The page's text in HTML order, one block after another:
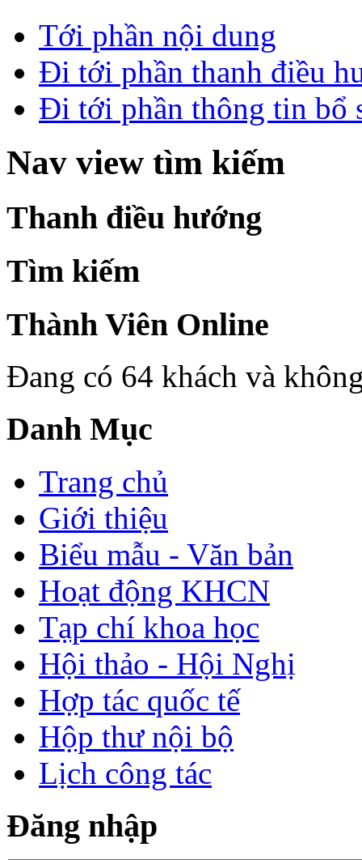
Tới phần nội dung
Đi tới phần thanh điều
Đi tới phần thông tin bổ
Nav view tìm kiếm
Thanh điều hướng
Tìm kiếm
Thành Viên Online
Đang có 64 khách và
Danh Mục
Trang chủ
Giới thiệu
Biểu mẫu - Văn bản
Hoạt động KHCN
Tạp chí khoa học
Hội thảo - Hội Nghị
Hợp tác quốc tế
Hộp thư nội bộ
Lịch công tác
Đăng nhập